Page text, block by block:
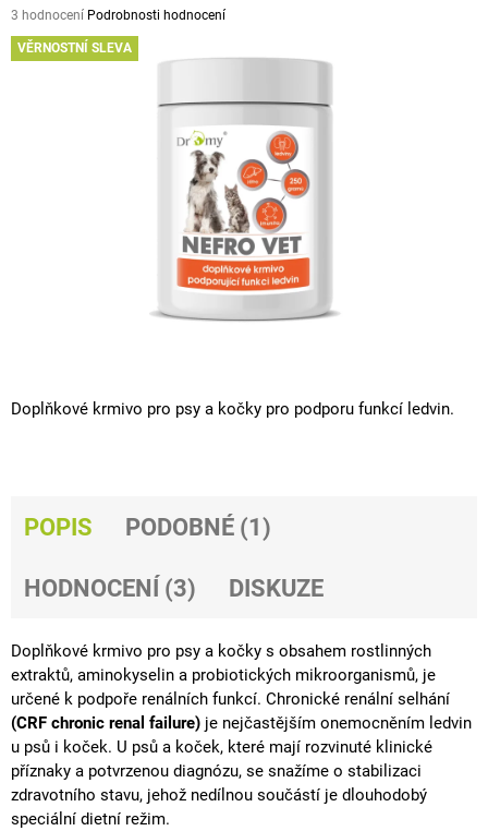
Průměrné
hodnocení
produktu
3 hodnocení Podrobnosti hodnocení
VĚRNOSTNÍ SLEVA
Doplňkové krmivo pro psy a kočky pro podporu funkcí ledvin.
POPIS PODOBNÉ (1)
HODNOCENÍ (3) DISKUZE
Doplňkové krmivo pro psy a kočky s obsahem rostlinných
extraktů, aminokyselin a probiotických mikroorganismů, je
určené k podpoře renálních funkcí. Chronické renální selhání
(CRF chronic renal failure) je nejčastějším onemocněním ledvin
u psů i koček. U psů a koček, které mají rozvinuté klinické
příznaky a potvrzenou diagnózu, se snažíme o stabilizaci
zdravotního stavu, jehož nedílnou součástí je dlouhodobý
speciální dietní režim.
A
J
O
R
E
754
Kč